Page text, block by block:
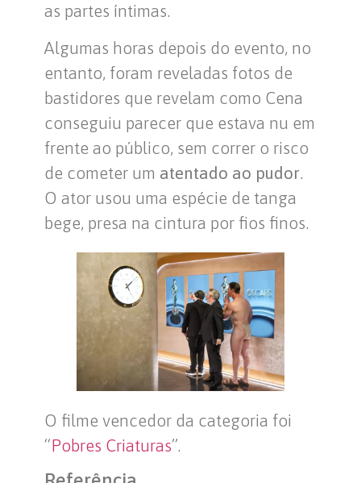
as partes íntimas.
Algumas horas depois do evento, no
entanto, foram reveladas fotos de
bastidores que revelam como Cena
conseguiu parecer que estava nu em
frente ao público, sem correr o risco
de cometer um atentado ao pudor
O ator usou uma espécie de tanga
bege, presa na cintura por fios finos.
O filme vencedor da categoria foi
“Pobres Criaturas”.